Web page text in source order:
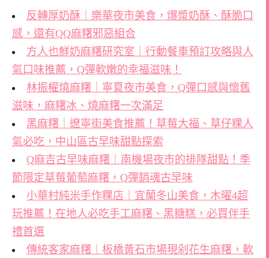
反轉厚奶酥｜樂華夜市美食，爆漿奶酥、酥脆口
感，還有QQ麻糬邪惡組合
方人也鮮奶麻糬研究室｜行動餐車預訂攻略與人
氣口味推薦，Q彈軟嫩的幸福滋味！
林振櫂燒麻糬｜寧夏夜市美食，Q彈口感與懷舊
滋味，麻糬冰、燒麻糬一次滿足
黑麻糬｜遼寧街美食推薦！草莓大福、草仔粿人
氣必吃，中山區古早味甜點探索
Q麻吉古早味麻糬｜南機場夜市的排隊甜點！季
節限定草莓葡萄麻糬，Q彈銷魂古早味
小華村純米手作粿店｜宜蘭冬山美食，木曜4超
玩推薦！在地人必吃手工麻糬、黑糖糕，必買伴手
禮首選
傳統客家麻糬｜板橋黃石市場現剁花生麻糬，軟